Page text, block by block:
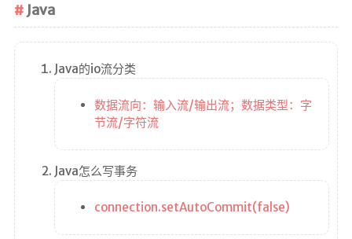
Java
Java的io流分类
数据流向：输入流/输出流；数据类型：字
节流/字符流
Java怎么写事务
connection.setAutoCommit(false)